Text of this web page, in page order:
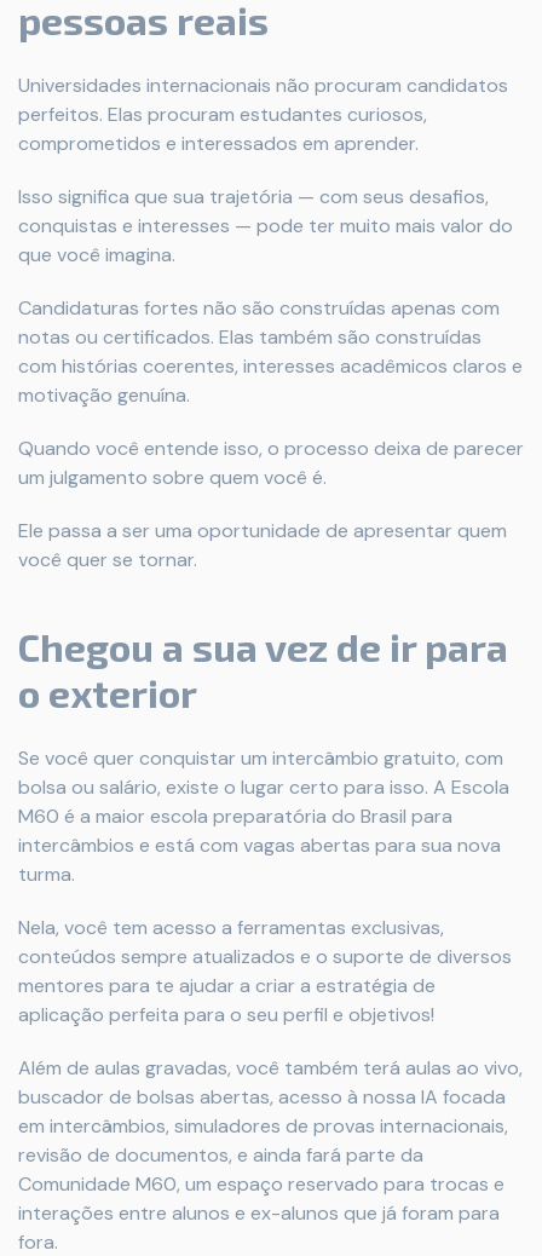
pessoas reais
Universidades internacionais não procuram candidatos
perfeitos. Elas procuram estudantes curiosos,
comprometidos e interessados em aprender.
Isso significa que sua trajetória — com seus desafios,
conquistas e interesses — pode ter muito mais valor do
que você imagina.
Candidaturas fortes não são construídas apenas com
notas ou certificados. Elas também são construídas
com histórias coerentes, interesses acadêmicos claros e
motivação genuína.
Quando você entende isso, o processo deixa de parecer
um julgamento sobre quem você é.
Ele passa a ser uma oportunidade de apresentar quem
você quer se tornar.
Chegou a sua vez de ir para
o exterior
Se você quer conquistar um intercâmbio gratuito, com
bolsa ou salário, existe o lugar certo para isso. A Escola
M60 é a maior escola preparatória do Brasil para
intercâmbios e está com vagas abertas para sua nova
turma.
Nela, você tem acesso a ferramentas exclusivas,
conteúdos sempre atualizados e o suporte de diversos
mentores para te ajudar a criar a estratégia de
aplicação perfeita para o seu perfil e objetivos!
Além de aulas gravadas, você também terá aulas ao vivo,
buscador de bolsas abertas, acesso à nossa IA focada
em intercâmbios, simuladores de provas internacionais,
revisão de documentos, e ainda fará parte da
Comunidade M60, um espaço reservado para trocas e
interações entre alunos e ex-alunos que já foram para
fora.